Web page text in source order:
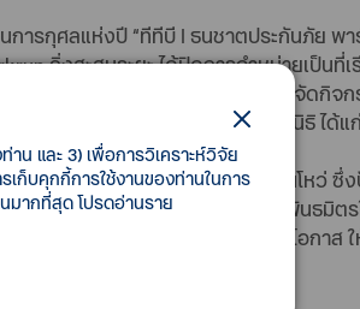
ารกุศลแห่งปี “ทีทีบี l ธนชาตประกันภัย พา
วิ่งสะสมระยะ ได้ปิดการจำหน่ายเป็นที่
ภาษีได้ และรายได้ทั้งหมดจากการจัดกิจก
ะการเรียนรู้ให้กับน้อง ๆ ผ่าน 3 มูลนิธิ ได้แก่
รักษาเด็กที่มีภาวะปากแหว่งเพดานโหว่ ซึ่
างไกล และร่วมมือกับโรงพยาบาลพันธมิต
สามารถช่วยเหลือเด็กที่ขาดแคลนโอกาส ใ
น และ 3) เพื่อการวิเคราะห์วิจัย
เก็บคุกกี้การใช้งานของท่านในการ
มากที่สุด โปรดอ่านราย